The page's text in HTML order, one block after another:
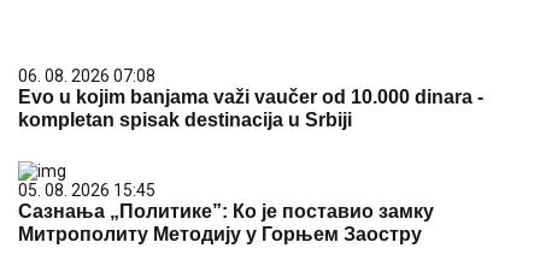
06. 08. 2026 07:08
Evo u kojim banjama važi vaučer od 10.000 dinara -
kompletan spisak destinacija u Srbiji
05. 08. 2026 15:45
Сазнања „Политике”: Ко је поставио замку
Митрополиту Методију у Горњем Заостру